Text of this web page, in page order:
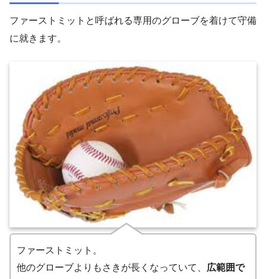
ファーストミットと呼ばれる専用のグローブを着けて守備
に就きます。
ファーストミット。
他のグローブよりもさきが長くなっていて、 広範囲で